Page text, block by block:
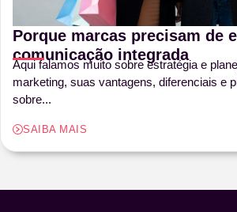
Porque marcas precisam de
comunicação integrada
Aqui falamos muito sobre estratégia e
marketing, suas vantagens, diferenciais e
sobre...
SAIBA MAIS